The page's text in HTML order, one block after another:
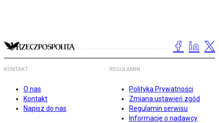
KONTAKT
O nas
Kontakt
Napisz do nas
REGULAMIN
Polityka Prywatności
Zmiana ustawień zgód
Regulamin serwisu
Informacje o nadawcy